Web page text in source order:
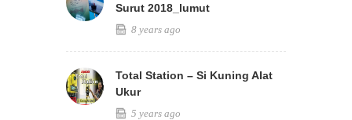
Surut 2018_lumut
8 years ago
Total Station – Si Kuning Alat
Ukur
5 years ago